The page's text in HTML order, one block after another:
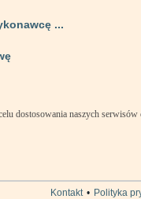
...
dostosowania naszych
Kontakt • Polityka